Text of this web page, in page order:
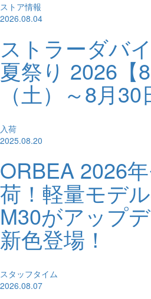
ストア情報
2026.08.04
ストラーダバ
夏祭り 2026【
（土）～8月30
入荷
2025.08.20
ORBEA 2026
荷！軽量モデ
M30がアップデ
新色登場！
スタッフタイム
2026.08.07